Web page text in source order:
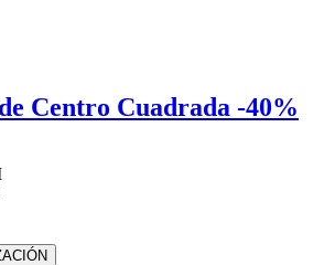
Centro Cuadrada -40%